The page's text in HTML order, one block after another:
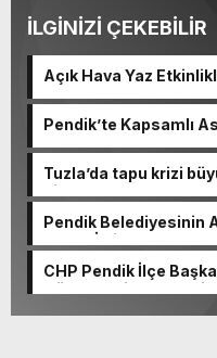
İLGİNİZİ ÇEKEBİLİR
Açık Hava Yaz
Pendik’te Kapsamlı
Tuzla’da tapu krizi
dikkat çeken sorular
Pendik Belediyesinin
Yoğun İlgi
CHP Pendik İlçe
Görevlendirme: Yetki